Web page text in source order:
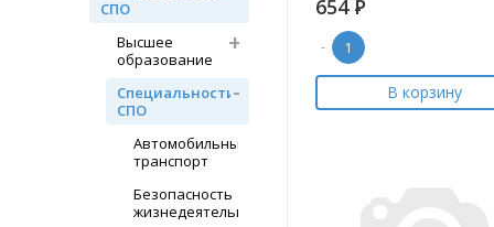
СПО
Высшее
образование
Специальности
СПО
Автомобильный
транспорт
Безопасность
жизнедеятельности
654 Р
-
В корзину